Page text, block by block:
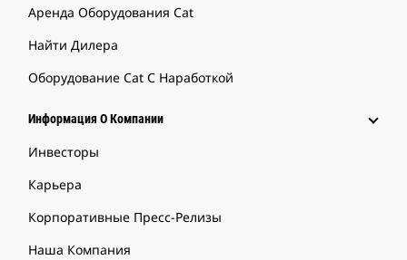
Аренда Оборудования Cat
Найти Дилера
Оборудование Cat С Наработкой
Информация О Компании
Инвесторы
Карьера
Корпоративные Пресс-Релизы
Наша Компания